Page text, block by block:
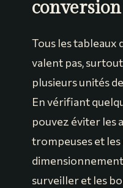
Tous les tableaux
valent pas,
plusieurs unités
En vérifiant
pouvez éviter les
trompeuses et les
surveiller et les